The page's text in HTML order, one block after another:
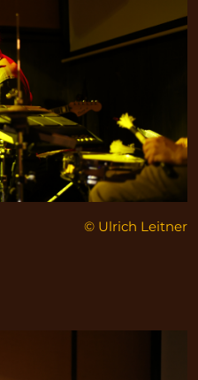
© Ulrich Leitner